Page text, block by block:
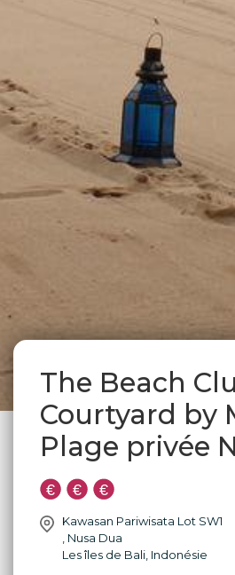
The Beach
Courtyard by
Plage privée
Kawasan Pariwisata Lot SW1
Nusa Dua
Les îles de Bali Indonésie